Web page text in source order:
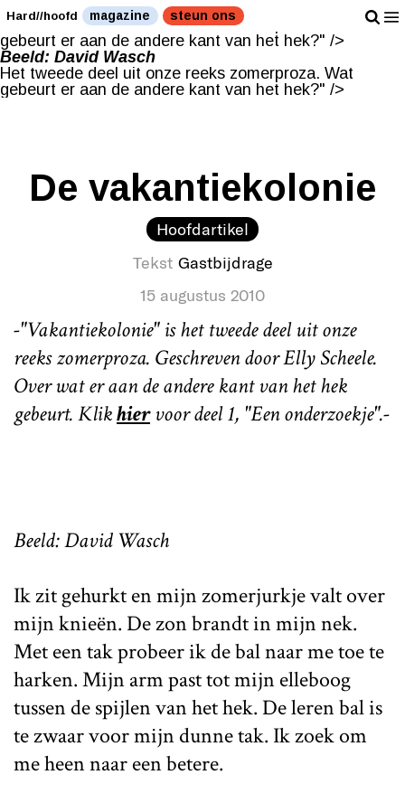
Beeld: David Wasch
Het tweede deel uit onze reeks zomerproza. Wat
gebeurt er aan de andere kant van het hek?" />
Beeld: David Wasch
Het tweede deel uit onze reeks zomerproza. Wat
gebeurt er aan de andere kant van het hek?" />
Hard//hoofd magazine steun ons
De vakantiekolonie
Hoofdartikel
Tekst Gastbijdrage
15 augustus 2010
-"Vakantiekolonie" is het tweede deel uit onze
reeks zomerproza. Geschreven door Elly Scheele.
Over wat er aan de andere kant van het hek
gebeurt. Klikhiervoor deel 1, "Een onderzoekje".-
Beeld: David Wasch
Ik zit gehurkt en mijn zomerjurkje valt over
mijn knieën. De zon brandt in mijn nek.
Met een tak probeer ik de bal naar me toe te
harken. Mijn arm past tot mijn elleboog
tussen de spijlen van het hek. De leren bal is
te zwaar voor mijn dunne tak. Ik zoek om
me heen naar een betere.